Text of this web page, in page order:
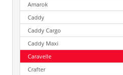
Amarok
Caddy
Caddy Cargo
Caddy Maxi
Caravelle
Crafter